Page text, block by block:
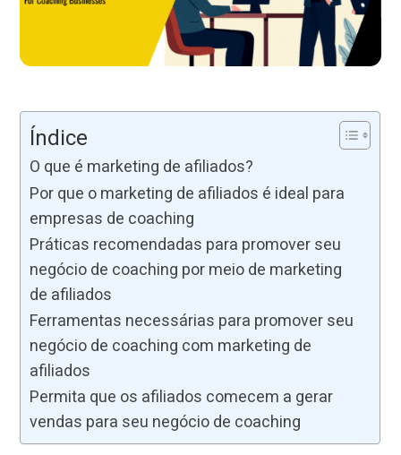
Índice
O que é marketing de afiliados?
Por que o marketing de afiliados é ideal para
empresas de coaching
Práticas recomendadas para promover seu
negócio de coaching por meio de marketing
de afiliados
Ferramentas necessárias para promover seu
negócio de coaching com marketing de
afiliados
Permita que os afiliados comecem a gerar
vendas para seu negócio de coaching